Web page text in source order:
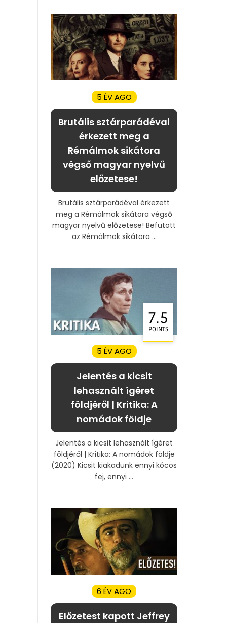
5 ÉV AGO
Brutális sztárparádéval
érkezett meg a
Rémálmok sikátora
végső magyar nyelvű
előzetese!
Brutális sztárparádéval érkezett
meg a Rémálmok sikátora végső
magyar nyelvű előzetese! Befutott
az Rémálmok sikátora ...
7.5
POINTS
5 ÉV AGO
Jelentés a kicsit
lehasznált ígéret
földjéről | Kritika: A
nomádok földje
Jelentés a kicsit lehasznált ígéret
földjéről | Kritika: A nomádok földje
(2020) Kicsit kiakadunk ennyi kócos
fej, ennyi ...
6 ÉV AGO
Előzetest kapott Jeffrey